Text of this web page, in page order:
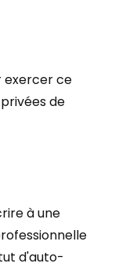
exercer ce
de
à une
d'auto-